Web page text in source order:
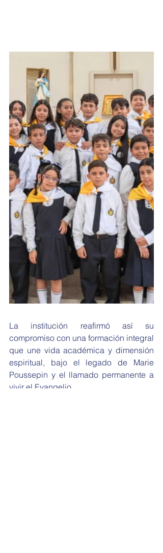
La institución reafirmó así su
compromiso con una formación integral
que une vida académica y dimensión
espiritual, bajo el legado de Marie
Poussepin y el llamado permanente a
vivir el Evangelio.